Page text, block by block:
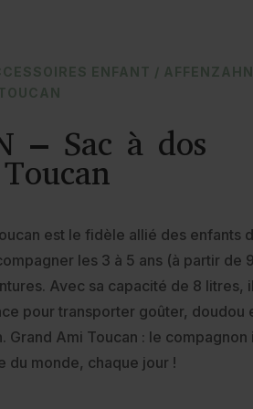
ENFANT /
– Sac à dos
est le fidèle allié des enfants
les 3 à 5 ans (à partir de
Avec sa capacité de 8 litres, il
pour transporter goûter, doudou
Grand Ami Toucan : le compagnon
du monde, chaque jour !